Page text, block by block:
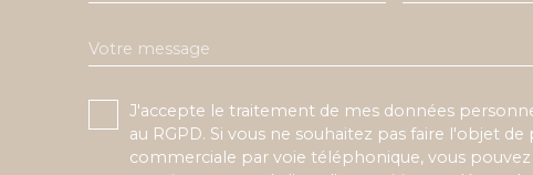
Votre message
J'accepte le traitement de mes données
au RGPD. Si vous ne souhaitez pas faire l'objet
commerciale par voie téléphonique, vous pouvez